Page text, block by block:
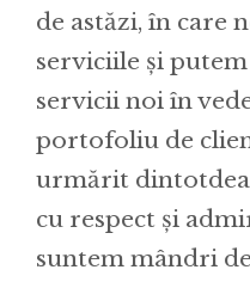
de astăzi, în care
serviciile și
servicii noi în
portofoliu de
urmărit
cu respect și
suntem mândri